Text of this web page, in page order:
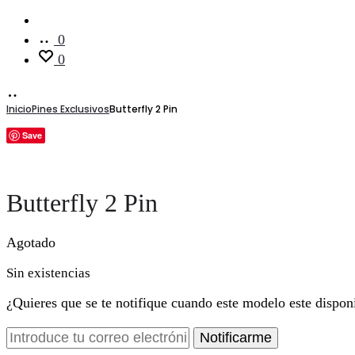
0
0
InicioPines ExclusivosButterfly 2 Pin
Save
Butterfly 2 Pin
Agotado
Sin existencias
¿Quieres que se te notifique cuando este modelo este
Notificarme